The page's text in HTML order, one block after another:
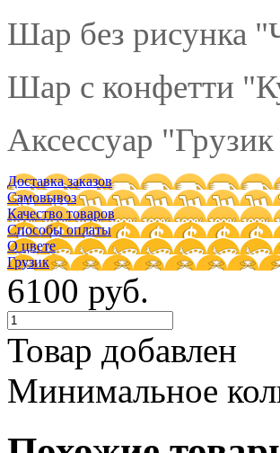
Шар без рисунка
Шар с конфетти
Аксессуар
Доставка заказов
Самовывоз
Качество товаров
Способы оплаты
О цвете
Грузик
6100 руб.
Товар добавлен
Минимальное